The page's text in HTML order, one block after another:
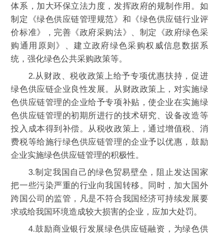
体系，加大环保立法力度，发挥政府的规制作用。如
制定《绿色供应链管理规范》和《绿色供应链行业评
价标准》，完善《政府采购法》、制定《政府绿色采
购通用原则》、建立政府绿色采购权威信息数据系
统，强化绿色公共采购政策等。
2.从财政、税收政策上给予专项优惠扶持，促进
绿色供应链企业良性发展。从财政政策上，对实施绿
色供应链管理的企业给予专项补贴，使企业在实施绿
色供应链管理的初期所进行的技术研究、设备改造等
投入成本得到补偿。从税收政策上，通过增值税、消
费税等给施行绿色供应链管理的企业予以优惠，鼓励
企业实施绿色供应链管理的积极性。
3.制定我国自己的绿色贸易壁垒，阻止发达国家
把一些污染严重的行业向我国转移。同时，加大国外
跨国公司的监管，凡是不符合我国经济可持续发展要
求或给我国环境造成较大损害的企业，应加大处罚。
4.鼓励商业银行发展绿色供应链融资，为绿色供